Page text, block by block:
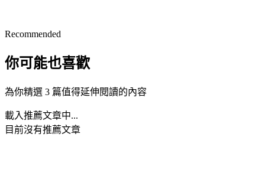
Recommended
你可能也喜歡
為你精選 3 篇值得延伸閱讀的內容
載入推薦文章中...
目前沒有推薦文章